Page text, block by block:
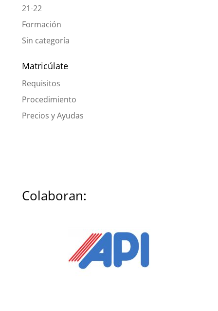
21-22
Formación
Sin categoría
Matricúlate
Requisitos
Procedimiento
Precios y Ayudas
Colaboran: